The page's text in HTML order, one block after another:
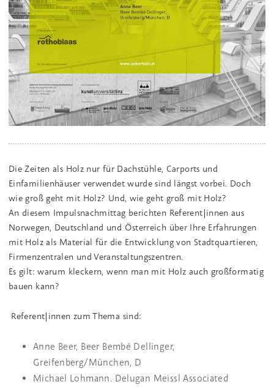
Die Zeiten als Holz nur für Dachstühle, Carports und
Einfamilienhäuser verwendet wurde sind längst vorbei. Doch
wie groß geht mit Holz? Und, wie geht groß mit Holz?
An diesem Impulsnachmittag berichten Referent|innen aus
Norwegen, Deutschland und Österreich über Ihre Erfahrungen
mit Holz als Material für die Entwicklung von Stadtquartieren,
Firmenzentralen und Veranstaltungszentren.
Es gilt: warum kleckern, wenn man mit Holz auch großformatig
bauen kann?
Referent|innen zum Thema sind:
Anne Beer, Beer Bembé Dellinger,
Greifenberg/München, D
Michael Lohmann. Delugan Meissl Associated